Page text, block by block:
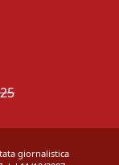
giornalistica